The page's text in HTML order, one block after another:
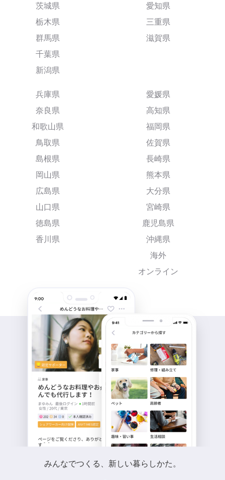
茨城県
栃木県
群馬県
千葉県
新潟県
愛知県
三重県
滋賀県
兵庫県
奈良県
和歌山県
鳥取県
島根県
岡山県
広島県
山口県
徳島県
香川県
愛媛県
高知県
福岡県
佐賀県
長崎県
熊本県
大分県
宮崎県
鹿児島県
沖縄県
海外
オンライン
みんなでつくる、新しい暮らしかた。